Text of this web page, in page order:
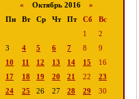
« Октябрь 2016 »
Пн
Вт Ср Чт Пт Сб
Вс
1
2
3
4 5 6 7 8
9
10
11 12 13 14 15
16
17
18 19 20 21 22
23
24
25 26 27 28 29
30